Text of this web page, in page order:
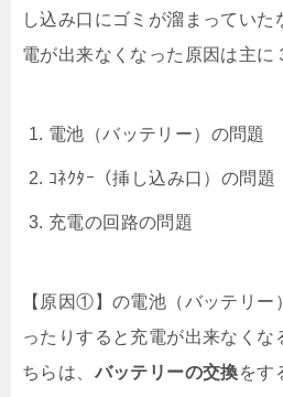
し込み口にゴミが溜まっていた
電が出来なくなった原因は主に
電池（バッテリー）の問題
ｺﾈｸﾀｰ（挿し込み口）の問題
充電の回路の問題
【原因①】の電池（バッテリー
ったりすると充電が出来なくな
ちらは、 バッテリーの交換をす